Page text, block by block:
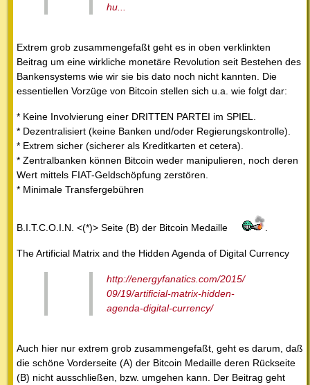
hu...
Extrem grob zusammengefaßt geht es in oben verklinkten
Beitrag um eine wirkliche monetäre Revolution seit Bestehen des
Bankensystems wie wir sie bis dato noch nicht kannten. Die
essentiellen Vorzüge von Bitcoin stellen sich u.a. wie folgt dar:
* Keine Involvierung einer DRITTEN PARTEI im SPIEL.
* Dezentralisiert (keine Banken und/oder Regierungskontrolle).
* Extrem sicher (sicherer als Kreditkarten et cetera).
* Zentralbanken können Bitcoin weder manipulieren, noch deren
Wert mittels FIAT-Geldschöpfung zerstören.
* Minimale Transfergebühren
B.I.T.C.O.I.N. <(*)> Seite (B) der Bitcoin Medaille
The Artificial Matrix and the Hidden Agenda of Digital Currency
http://energyfanatics.com/2015/
09/19/artificial-matrix-hidden-
agenda-digital-currency/
Auch hier nur extrem grob zusammengefaßt, geht es darum, daß
die schöne Vorderseite (A) der Bitcoin Medaille deren Rückseite
(B) nicht ausschließen, bzw. umgehen kann. Der Beitrag geht